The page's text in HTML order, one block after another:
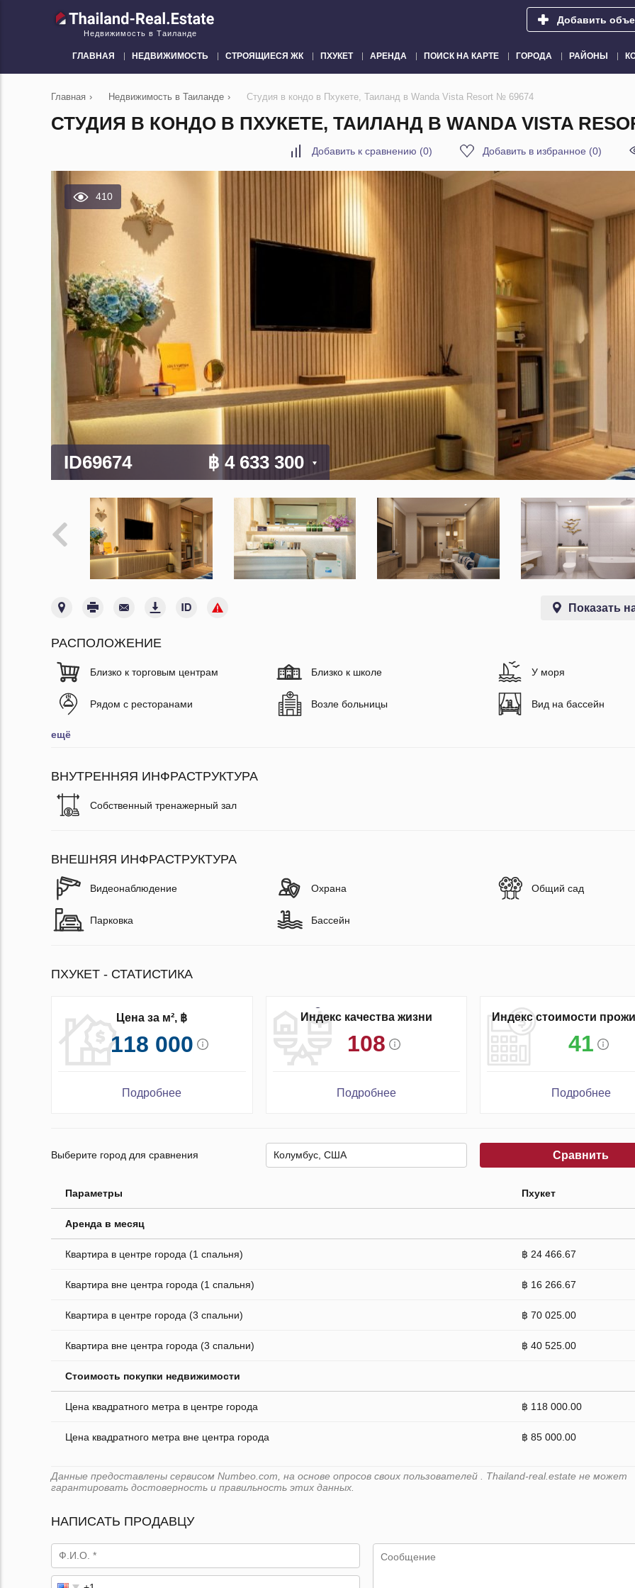
Недвижимость в Таиланде
Добавить
ГЛАВНАЯ НЕДВИЖИМОСТЬ СТРОЯЩИЕСЯ ЖК ПХУКЕТ АРЕНДА ПОИСК НА КАРТЕ ГОРОДА РАЙОНЫ
Главная › Недвижимость в Таиланде › Студия в кондо в Пхукете, Таиланд в Wanda Vista Resort № 69674
СТУДИЯ В КОНДО В ПХУКЕТЕ, ТАИЛАНД В WANDA VISTA
Добавить к сравнению (0) Добавить в избранное (0)
410
ID69674 ฿ 4 633 300
Показать
РАСПОЛОЖЕНИЕ
Близко к торговым центрам Близко к школе У моря
Рядом с ресторанами Возле больницы Вид на бассейн
ещё
ВНУТРЕННЯЯ ИНФРАСТРУКТУРА
Собственный тренажерный зал
ВНЕШНЯЯ ИНФРАСТРУКТУРА
Видеонаблюдение Охрана Общий сад
Парковка Бассейн
ПХУКЕТ - СТАТИСТИКА
Цена за м², ฿
118 000
Подробнее
Индекс качества жизни
108
Подробнее
Индекс стоимости
41
Подробнее
Выберите город для сравнения Сравнить
Параметры Пхукет
Аренда в месяц
Квартира в центре города (1 спальня) ฿ 24 466.67
Квартира вне центра города (1 спальня) ฿ 16 266.67
Квартира в центре города (3 спальни) ฿ 70 025.00
Квартира вне центра города (3 спальни) ฿ 40 525.00
Стоимость покупки недвижимости
Цена квадратного метра в центре города ฿ 118 000.00
Цена квадратного метра вне центра города ฿ 85 000.00
Данные предоставлены сервисом Numbeo.com, на основе опросов своих пользователей . Thailand-real.estate не может
гарантировать достоверность и правильность этих данных.
НАПИСАТЬ ПРОДАВЦУ